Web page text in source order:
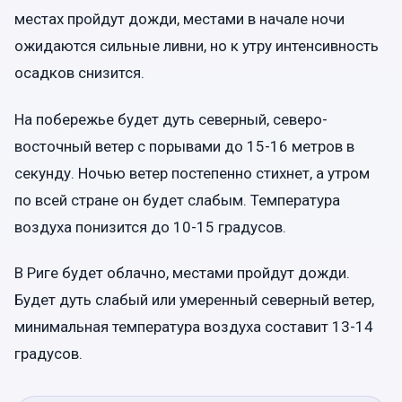
местах пройдут дожди, местами в начале ночи
ожидаются сильные ливни, но к утру интенсивность
осадков снизится.
На побережье будет дуть северный, северо-
восточный ветер с порывами до 15-16 метров в
секунду. Ночью ветер постепенно стихнет, а утром
по всей стране он будет слабым. Температура
воздуха понизится до 10-15 градусов.
В Риге будет облачно, местами пройдут дожди.
Будет дуть слабый или умеренный северный ветер,
минимальная температура воздуха составит 13-14
градусов.